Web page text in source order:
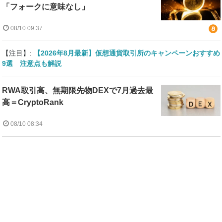
「フォークに意味なし」
08/10 09:37
【注目】:
【2026年8月最新】仮想通貨取引所のキャンペーンおすすめ
9選 注意点も解説
RWA取引高、無期限先物DEXで7月過去最
高＝CryptoRank
08/10 08:34